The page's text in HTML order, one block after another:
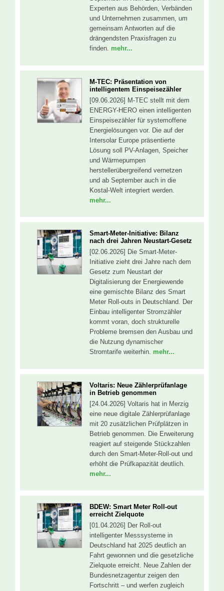
Experten aus Behörden, Verbänden
und Unternehmen zusammen, um
gemeinsam Antworten auf die
drängendsten Praxisfragen zu
finden. mehr...
M-TEC: Präsentation von
intelligentem Einspeisezähler
[09.06.2026] M-TEC stellt mit dem
ENERGY-HERO einen intelligenten
Einspeisezähler für systemoffene
Energielösungen vor. Die auf der
Intersolar Europe präsentierte
Lösung soll PV-Anlagen, Speicher
und Wärmepumpen
herstellerübergreifend vernetzen
und ab September auch in die
Kostal-Welt integriert werden.
mehr...
Smart-Meter-Initiative: Bilanz
nach drei Jahren Neustart-Gesetz
[02.06.2026] Die Smart-Meter-
Initiative zieht drei Jahre nach dem
Gesetz zum Neustart der
Digitalisierung der Energiewende
eine gemischte Bilanz des Smart
Meter Roll-outs in Deutschland. Der
Einbau intelligenter Stromzähler
kommt voran, doch strukturelle
Probleme bremsen den Ausbau und
die Nutzung dynamischer
Stromtarife weiterhin. mehr...
Voltaris: Neue Zählerprüfanlage
in Betrieb genommen
[24.04.2026] Voltaris hat in Merzig
eine neue digitale Zählerprüfanlage
mit 20 zusätzlichen Prüfplätzen in
Betrieb genommen. Die Erweiterung
reagiert auf steigende Stückzahlen
durch den Smart-Meter-Roll-out und
erhöht die Prüfkapazität deutlich.
mehr...
BDEW: Smart Meter Roll-out
erreicht Zielquote
[01.04.2026] Der Roll-out
intelligenter Messsysteme in
Deutschland hat 2025 deutlich an
Fahrt gewonnen und die gesetzliche
Zielquote erreicht. Neue Zahlen der
Bundesnetzagentur zeigen den
Fortschritt – und werfen zugleich